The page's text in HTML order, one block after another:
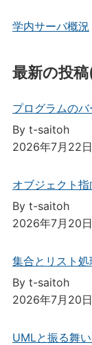
学内サーバ概況
最新の投
プログラムの
By t-saitoh
2026年7月22日
オブジェクト
By t-saitoh
2026年7月20日
集合とリスト処
By t-saitoh
2026年7月20日
UMLと振る舞